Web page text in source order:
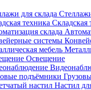
Складская
Освещение
Настил